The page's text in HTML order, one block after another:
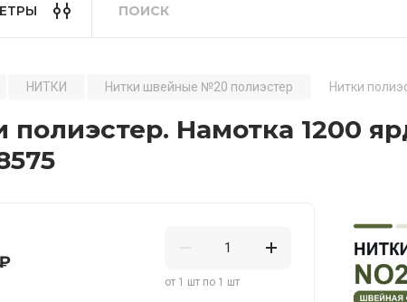
НИТКИ Нитки швейные №20 полиэстер Нитки
полиэстер. Намотка 1200
от 1 шт по 1 шт